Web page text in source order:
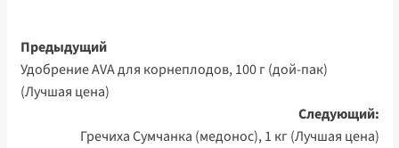
Навигация
записи
Предыдущий
Удобрение AVA для корнеплодов, 100 г (дой-пак)
(Лучшая цена)
Следующий:
Гречиха Сумчанка (медонос), 1 кг (Лучшая цена)